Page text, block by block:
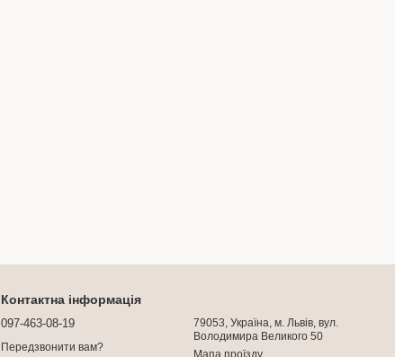
Контактна інформація
097-463-08-19
Передзвонити вам?
79053, Україна, м. Львів, вул.
Володимира Великого 50
Мапа проїзду